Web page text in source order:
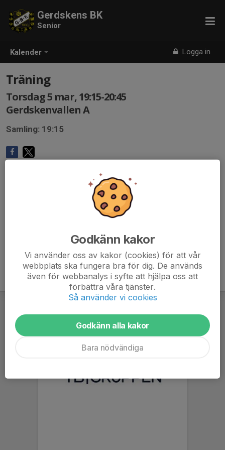
Kalender Logga in
Gerdskens BK
Senior
Träning
Torsdag 5 mar, 19:15-20:45
Gerdskenvallen A
Samling: 19:15
Godkänn kakor
Vi använder oss av kakor (cookies) för att vår
webbplats ska fungera bra för dig. De används
även för webbanalys i syfte att hjälpa oss att
förbättra våra tjänster.
Så använder vi cookies
Godkänn alla kakor
Bara nödvändiga